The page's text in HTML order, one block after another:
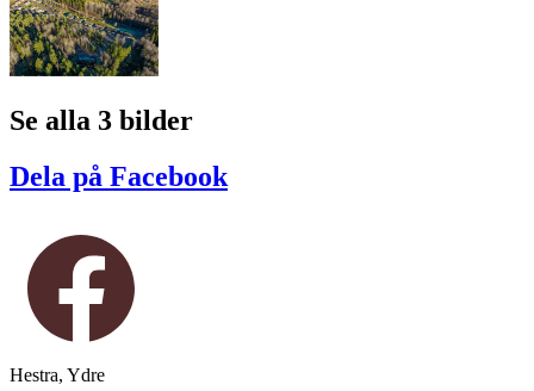
Se alla 3 bilder
Dela på Facebook
Hestra, Ydre